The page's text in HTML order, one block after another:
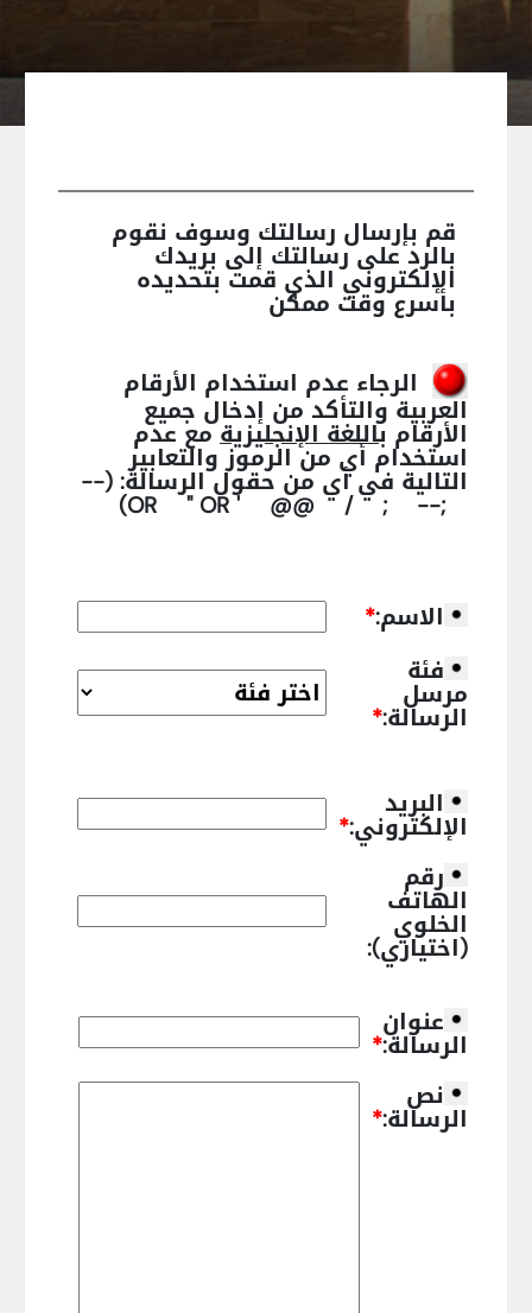
قم بإرسال رسالتك وسوف نقوم
بالرد على رسالتك إلى بريدك
الإلكتروني الذي قمت بتحديده
بأسرع وقت ممكن
الرجاء عدم استخدام الأرقام
العربية والتأكد من إدخال جميع
الأرقام باللغة الإنجليزيةمع عدم
استخدام أي من الرموز والتعابير
التالية في أي من حقول الرسالة:(--
;-- ; / @@ ' OR " OR)
الاسم:*
فئة
مرسل
الرسالة:*
البريد
الإلكتروني:*
رقم
الهاتف
الخلوي
(اختياري):
عنوان
الرسالة:*
نص
الرسالة:*